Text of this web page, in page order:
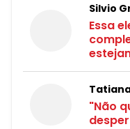
Silvio
Essa
"Não